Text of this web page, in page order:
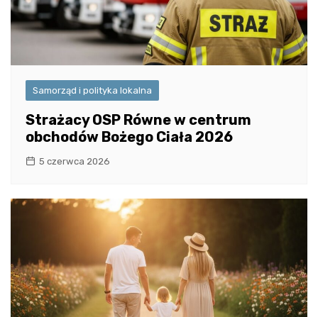
Samorząd i polityka lokalna
Strażacy OSP Równe w centrum
obchodów Bożego Ciała 2026
5 czerwca 2026